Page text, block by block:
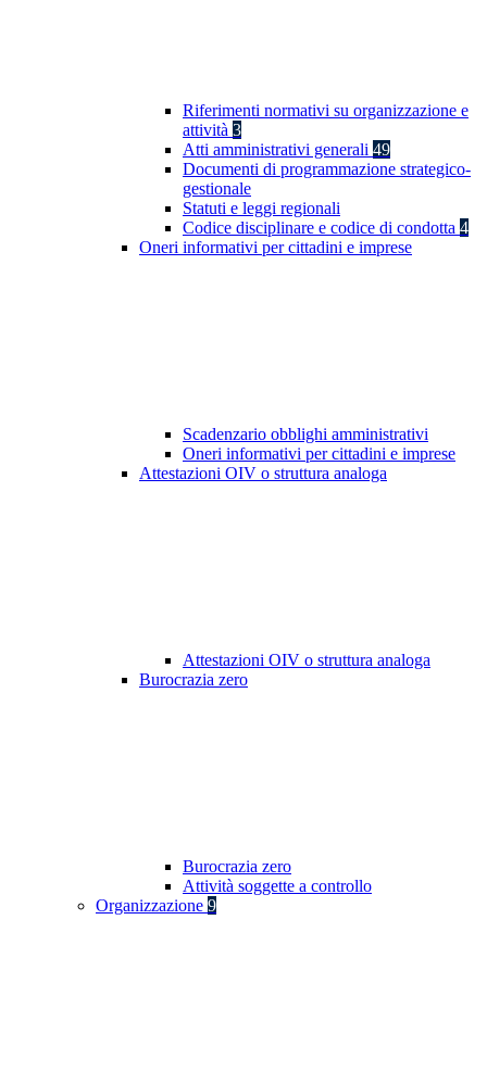
Riferimenti normativi su organizzazione e
attività 3
Atti amministrativi generali 49
Documenti di programmazione strategico-
gestionale
Statuti e leggi regionali
Codice disciplinare e codice di condotta 4
Oneri informativi per cittadini e imprese
Scadenzario obblighi amministrativi
Oneri informativi per cittadini e imprese
Attestazioni OIV o struttura analoga
Attestazioni OIV o struttura analoga
Burocrazia zero
Burocrazia zero
Attività soggette a controllo
Organizzazione 9